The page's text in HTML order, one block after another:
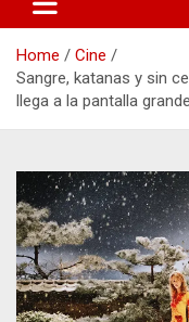
Home
Cine
Sangre, katanas y sin
llega a la pantalla grande